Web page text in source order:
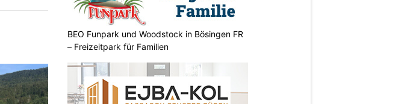
BEO Funpark und Woodstock in Bösingen FR
– Freizeitpark für Familien